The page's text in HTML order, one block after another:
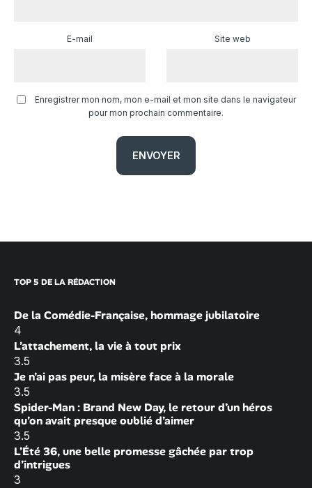
E-mail Site web
Enregistrer mon nom, mon e-mail et mon site dans le navigateur
pour mon prochain commentaire.
TOP 5 DE LA RÉDACTION
De la Comédie-Française, hommage jubilatoire
4
L’attachement, la vie à tout prix
3.5
Je n’ai pas peur, la misère face à la morale
3.5
Spider-Man : Brand New Day, le retour d’un héros
qu’on avait presque oublié d’aimer
3.5
L’Été 36, une belle promesse gâchée par trop
d’intrigues
3